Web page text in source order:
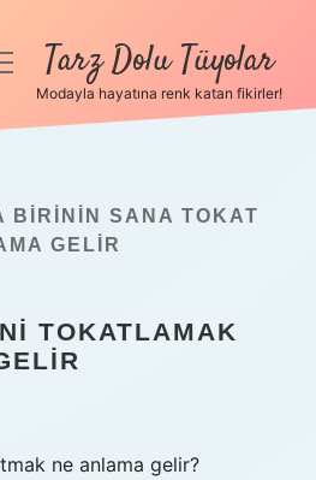
Tarz Dolu Tüyolar
Modayla hayatına renk katan fikirler!
BIRININ SANA TOKAT
GELIR
TOKATLAMAK
ne anlama gelir?